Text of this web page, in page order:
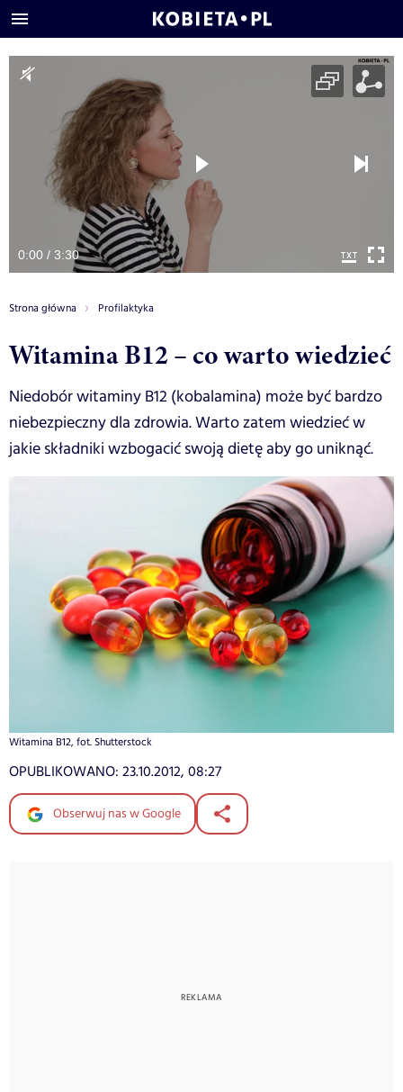
0:00 / 3:30
Strona główna Profilaktyka
Witamina B12 – co warto wiedzieć
Niedobór witaminy B12 (kobalamina) może być bardzo
niebezpieczny dla zdrowia. Warto zatem wiedzieć w
jakie składniki wzbogacić swoją dietę aby go uniknąć.
Witamina B12, fot. Shutterstock
OPUBLIKOWANO: 23.10.2012, 08:27
Obserwuj nas w Google